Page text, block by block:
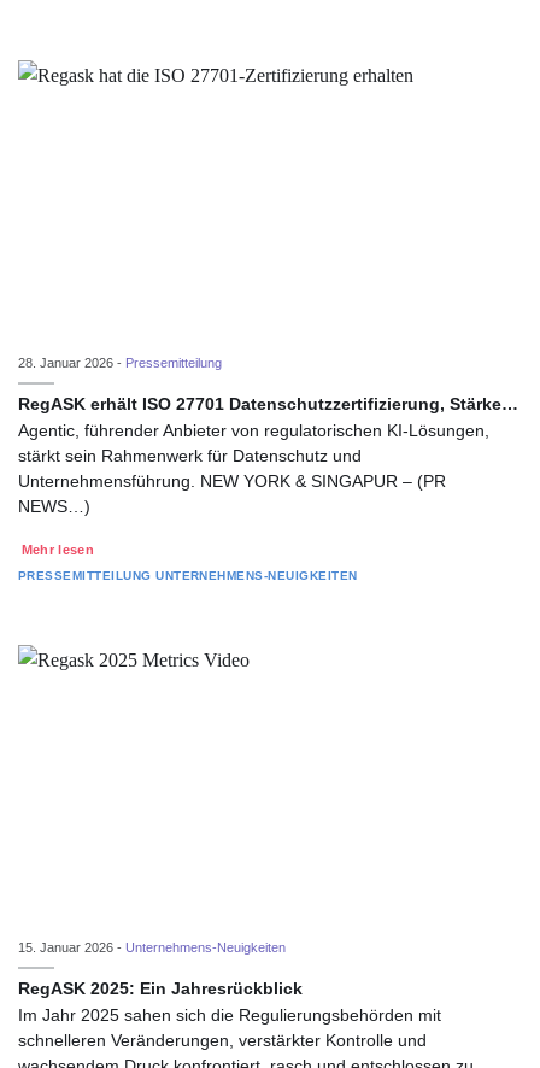
28. Januar 2026 - Pressemitteilung
RegASK erhält ISO 27701 Datenschutzzertifizierung, Stärke…
Agentic, führender Anbieter von regulatorischen KI-Lösungen,
stärkt sein Rahmenwerk für Datenschutz und
Unternehmensführung. NEW YORK & SINGAPUR – (PR
NEWS…)
Mehr lesen
PRESSEMITTEILUNG UNTERNEHMENS-NEUIGKEITEN
15. Januar 2026 - Unternehmens-Neuigkeiten
RegASK 2025: Ein Jahresrückblick
Im Jahr 2025 sahen sich die Regulierungsbehörden mit
schnelleren Veränderungen, verstärkter Kontrolle und